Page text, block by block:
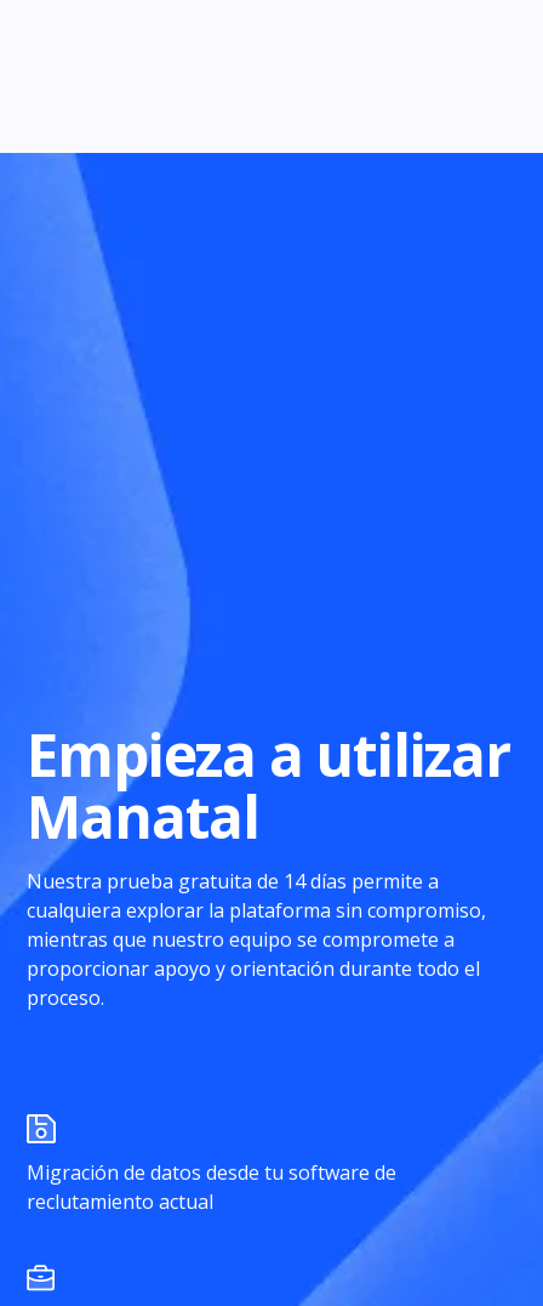
Empieza a utilizar
Manatal
Nuestra prueba gratuita de 14 días permite a
cualquiera explorar la plataforma sin compromiso,
mientras que nuestro equipo se compromete a
proporcionar apoyo y orientación durante todo el
proceso.
Migración de datos desde tu software de
reclutamiento actual